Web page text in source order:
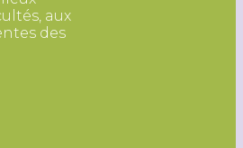
aux
des